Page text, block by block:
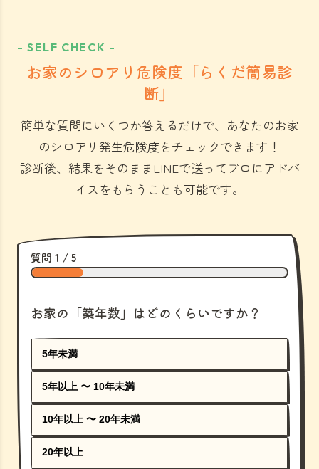
- SELF CHECK -
お家のシロアリ危険度「らくだ簡易診
断」
簡単な質問にいくつか答えるだけで、あなたのお家
のシロアリ発生危険度をチェックできます！
診断後、結果をそのままLINEで送ってプロにアドバ
イスをもらうことも可能です。
質問 1 / 5
お家の「築年数」はどのくらいですか？
5年未満
5年以上 〜 10年未満
10年以上 〜 20年未満
20年以上